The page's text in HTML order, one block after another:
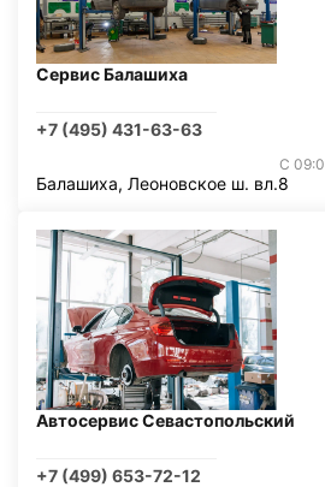
Сервис Балашиха
+7 (495) 431-63-63
С
Балашиха, Леоновское ш. вл.8
Автосервис Севастопольский
+7 (499) 653-72-12